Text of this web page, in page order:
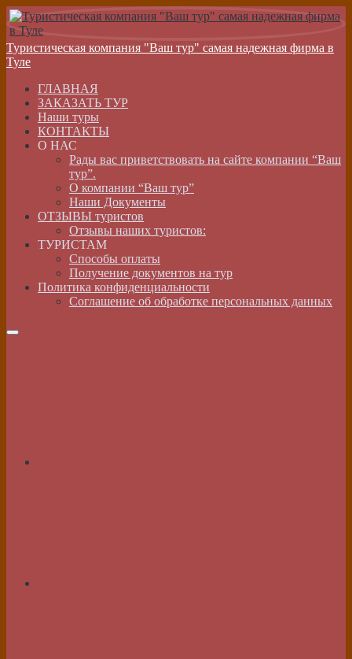
Туристическая компания "Ваш тур" самая надежная фирма в
Туле
ГЛАВНАЯ
ЗАКАЗАТЬ ТУР
Наши туры
КОНТАКТЫ
О НАС
Рады вас приветствовать на сайте компании “Ваш
тур”.
О компании “Ваш тур”
Наши Документы
ОТЗЫВЫ туристов
Отзывы наших туристов:
ТУРИСТАМ
Способы оплаты
Получение документов на тур
Политика конфиденциальности
Соглашение об обработке персональных данных